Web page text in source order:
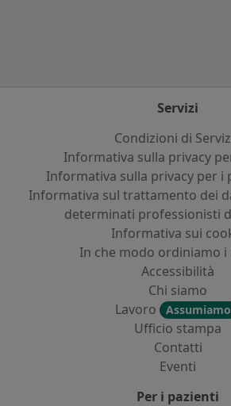
Servizi
Condizioni di
Informativa sulla privacy
Informativa sulla privacy per i
Informativa sul trattamento dei
determinati professionisti
Informativa sui
In che modo ordiniamo
Accessibilità
Chi siamo
Lavoro
Ufficio stampa
Contatti
Eventi
Per i pazienti